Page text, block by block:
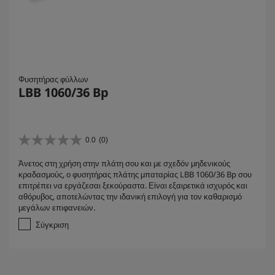
Φυσητήρας φύλλων
LBB 1060/36 Bp
0.0 (0)
0
0
α
π
ό
5
σ
Άνετος στη χρήση στην πλάτη σου και με σχεδόν μηδενικούς
κραδασμούς, ο φυσητήρας πλάτης μπαταρίας LBB 1060/36 Bp σου
επιτρέπει να εργάζεσαι ξεκούραστα. Είναι εξαιρετικά ισχυρός και
αθόρυβος, αποτελώντας την ιδανική επιλογή για τον καθαρισμό
μεγάλων επιφανειών.
Σύγκριση